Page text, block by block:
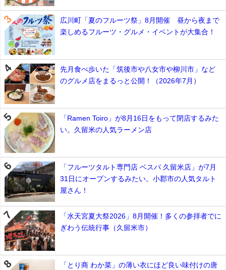
広川町「夏のフルーツ祭」8月開催 昼から夜まで
楽しめるフルーツ・グルメ・イベントが大集合！
先月食べ歩いた「筑後市や八女市や柳川市」など
のグルメ店をまるっと公開！（2026年7月）
「Ramen Toiro」が8月16日をもって閉店するみた
い。久留米の人気ラーメン店
「フルーツタルト専門店 ベスパ 久留米店」が7月
31日にオープンするみたい。小郡市の人気タルト
屋さん！
「水天宮夏大祭2026」8月開催！多くの参拝者でに
ぎわう伝統行事（久留米市）
「とり商 わか菜」の薄い衣にほど良い味付けの唐